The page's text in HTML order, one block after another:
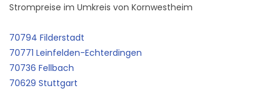
Strompreise im Umkreis von Kornwestheim
70794 Filderstadt
70771 Leinfelden-Echterdingen
70736 Fellbach
70629 Stuttgart